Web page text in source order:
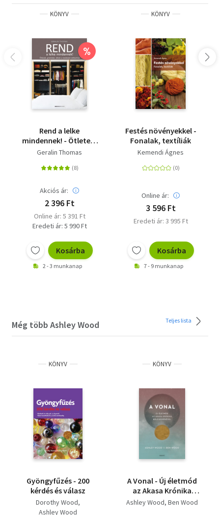
KÖNYV
%
Rend a lelke
mindennek! - Ötletek,
praktikák, titkok a
Geralin Thomas
Akciós ár:
2 396 Ft
Online ár: 5 391 Ft
Eredeti ár: 5 990 Ft
Kosárba
2 - 3 munkanap
KÖNYV
Festés növényekkel -
Fonalak, textíliák
Kemendi Ágnes
Online ár:
3 596 Ft
Eredeti ár: 3 995 Ft
Kosárba
7 - 9 munkanap
Még több Ashley Wood Teljes lista
KÖNYV
Gyöngyfűzés - 200
kérdés és válasz
Dorothy Wood
Ashley Wood
KÖNYV
A Vonal - Új életmód
az Akasa Krónika
bölcsességével
Ashley Wood Ben Wood